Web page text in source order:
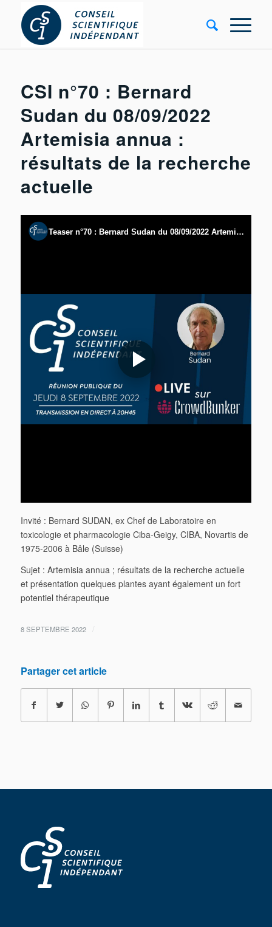
CSI n°70 : Bernard
Sudan du 08/09/2022
Artemisia annua :
résultats de la recherche
actuelle
Invité : Bernard SUDAN, ex Chef de Laboratoire en
toxicologie et pharmacologie Ciba-Geigy, CIBA, Novartis de
1975-2006 à Bâle (Suisse)
Sujet : Artemisia annua ; résultats de la recherche actuelle
et présentation quelques plantes ayant également un fort
potentiel thérapeutique
8 SEPTEMBRE 2022 /
Partager cet article